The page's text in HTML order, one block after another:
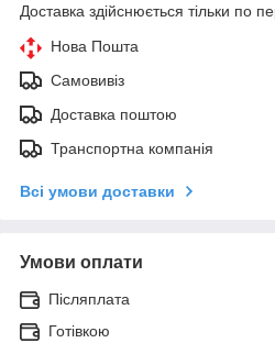
Доставка здійснюється тільки по
Нова Пошта
Самовивіз
Доставка поштою
Транспортна компанія
Всі умови доставки
Умови оплати
Післяплата
Готівкою